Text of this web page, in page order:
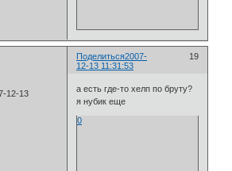
Поделиться 19
2007-
12-13 11:31:53
12-13
а есть где-то хелп по бруту?
я нубик еще
0